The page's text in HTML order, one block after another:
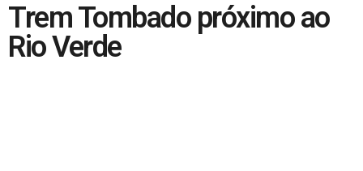
Trem Tombado próximo ao
Rio Verde